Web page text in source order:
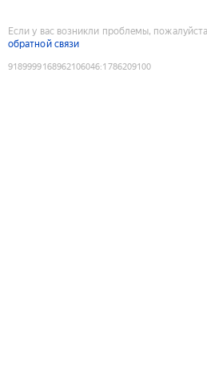
Если у вас возникли проблемы,
обратной связи
9189999168962106046:1786209100